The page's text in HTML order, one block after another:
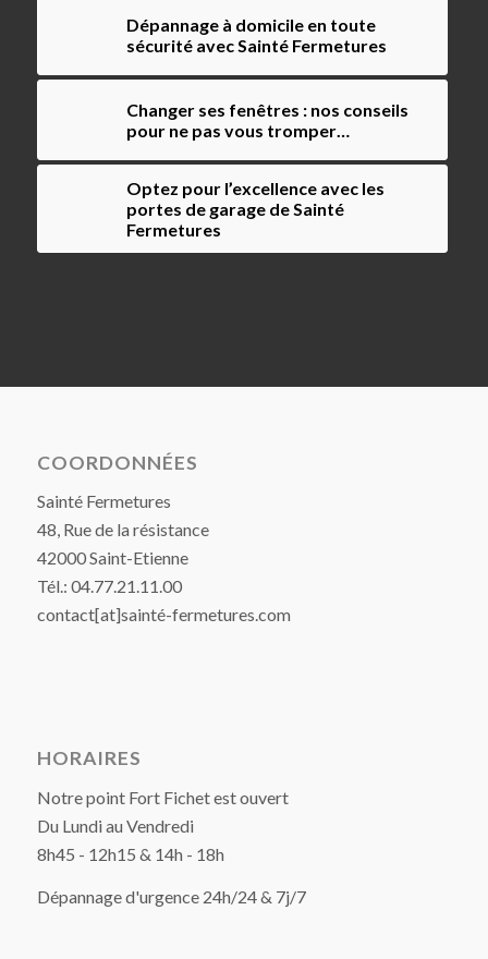
Dépannage à domicile en toute
sécurité avec Sainté Fermetures
Changer ses fenêtres : nos conseils
pour ne pas vous tromper…
Optez pour l’excellence avec les
portes de garage de Sainté
Fermetures
COORDONNÉES
Sainté Fermetures
48, Rue de la résistance
42000 Saint-Etienne
Tél.: 04.77.21.11.00
contact[at]sainté-fermetures.com
HORAIRES
Notre point Fort Fichet est ouvert
Du Lundi au Vendredi
8h45 - 12h15 & 14h - 18h
Dépannage d'urgence 24h/24 & 7j/7